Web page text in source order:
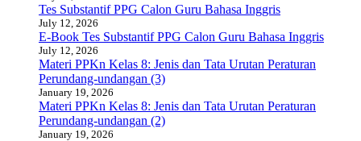
Tes Substantif PPG Calon Guru Bahasa Inggris
July 12, 2026
E-Book Tes Substantif PPG Calon Guru Bahasa Inggris
July 12, 2026
Materi PPKn Kelas 8: Jenis dan Tata Urutan Peraturan
Perundang-undangan (3)
January 19, 2026
Materi PPKn Kelas 8: Jenis dan Tata Urutan Peraturan
Perundang-undangan (2)
January 19, 2026